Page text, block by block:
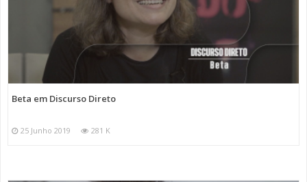
Beta em Discurso Direto
25 Junho 2019 281 K